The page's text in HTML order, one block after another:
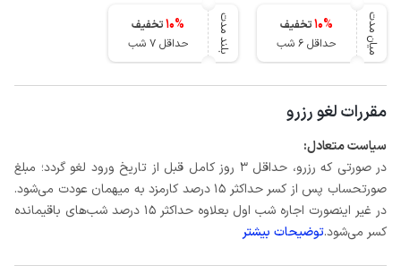
میان مدت 10%
تخفیف
حداقل 6 شب
بلند مدت 10%
تخفیف
حداقل 7 شب
مقررات لغو رزرو
سیاست متعادل:
در صورتی که رزرو، حداقل 3 روز کامل قبل از تاریخ ورود لغو گردد؛ مبلغ
صورتحساب پس از کسر حداکثر 15 درصد کارمزد به میهمان عودت می‌شود.
در غیر اینصورت اجاره شب اول بعلاوه حداکثر 15 درصد شب‌های باقیمانده
کسر می‌شود.توضیحات بیشتر